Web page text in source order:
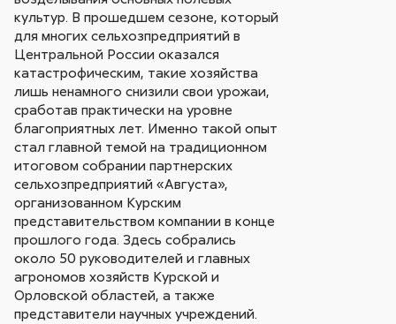
культур. В прошедшем сезоне, который
для многих сельхозпредприятий в
Центральной России оказался
катастрофическим, такие хозяйства
лишь ненамного снизили свои урожаи,
сработав практически на уровне
благоприятных лет. Именно такой опыт
стал главной темой на традиционном
итоговом собрании партнерских
сельхозпредприятий «Августа»,
организованном Курским
представительством компании в конце
прошлого года. Здесь собрались
около 50 руководителей и главных
агрономов хозяйств Курской и
Орловской областей, а также
представители научных учреждений.